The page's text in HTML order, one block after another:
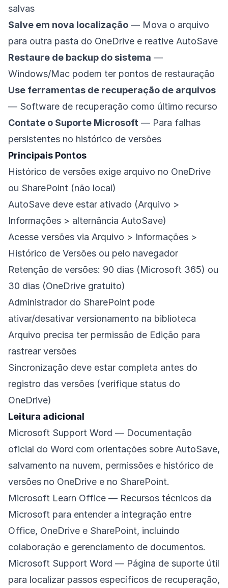
salvas
Salve em nova localização — Mova o arquivo
para outra pasta do OneDrive e reative AutoSave
Restaure de backup do sistema —
Windows/Mac podem ter pontos de restauração
Use ferramentas de recuperação de arquivos
— Software de recuperação como último recurso
Contate o Suporte Microsoft — Para falhas
persistentes no histórico de versões
Principais Pontos
Histórico de versões exige arquivo no OneDrive
ou SharePoint (não local)
AutoSave deve estar ativado (Arquivo >
Informações > alternância AutoSave)
Acesse versões via Arquivo > Informações >
Histórico de Versões ou pelo navegador
Retenção de versões: 90 dias (Microsoft 365) ou
30 dias (OneDrive gratuito)
Administrador do SharePoint pode
ativar/desativar versionamento na biblioteca
Arquivo precisa ter permissão de Edição para
rastrear versões
Sincronização deve estar completa antes do
registro das versões (verifique status do
OneDrive)
Leitura adicional
Microsoft Support Word — Documentação
oficial do Word com orientações sobre AutoSave,
salvamento na nuvem, permissões e histórico de
versões no OneDrive e no SharePoint.
Microsoft Learn Office — Recursos técnicos da
Microsoft para entender a integração entre
Office, OneDrive e SharePoint, incluindo
colaboração e gerenciamento de documentos.
Microsoft Support Word — Página de suporte útil
para localizar passos específicos de recuperação,